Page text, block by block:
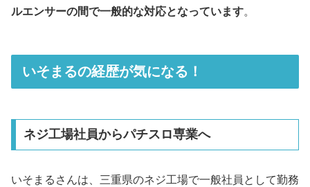
ルエンサーの間で一般的な対応となっています。
いそまるの経歴が気になる！
ネジ工場社員からパチスロ専業へ
いそまるさんは、三重県のネジ工場で一般社員として勤務